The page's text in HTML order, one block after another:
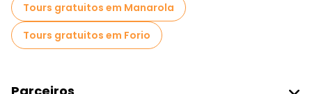
Tours gratuitos em Manarola
Tours gratuitos em Forio